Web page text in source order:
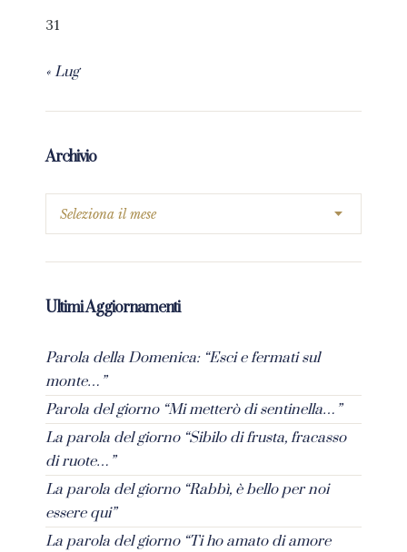
31
« Lug
Archivio
Ultimi Aggiornamenti
Parola della Domenica: “Esci e fermati sul
monte…”
Parola del giorno “Mi metterò di sentinella…”
La parola del giorno “Sibilo di frusta, fracasso
di ruote…”
La parola del giorno “Rabbì, è bello per noi
essere qui”
La parola del giorno “Ti ho amato di amore